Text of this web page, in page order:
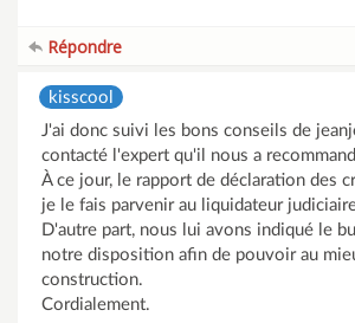
Répondre
kisscool
J'ai donc suivi les bons conseils de
contacté l'expert qu'il nous a
À ce jour, le rapport de déclaration des
je le fais parvenir au liquidateur
D'autre part, nous lui avons indiqué le
notre disposition afin de pouvoir au
construction.
Cordialement.